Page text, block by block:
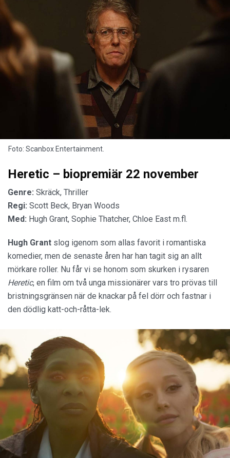
Foto: Scanbox Entertainment.
Heretic – biopremiär 22 november
Genre: Skräck, Thriller
Regi: Scott Beck, Bryan Woods
Med: Hugh Grant, Sophie Thatcher, Chloe East m.fl.
Hugh Grant slog igenom som allas favorit i romantiska
komedier, men de senaste åren har han tagit sig an allt
mörkare roller. Nu får vi se honom som skurken i rysaren
Heretic, en film om två unga missionärer vars tro prövas till
bristningsgränsen när de knackar på fel dörr och fastnar i
den dödlig katt-och-råtta-lek.